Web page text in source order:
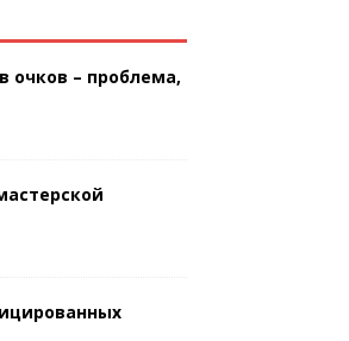
очков – проблема,